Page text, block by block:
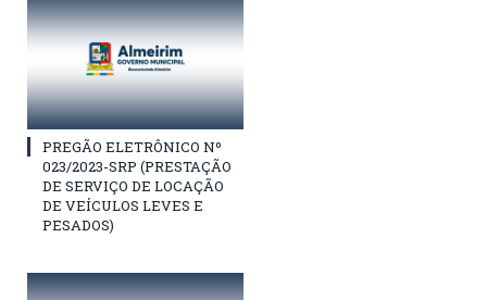
PREGÃO ELETRÔNICO Nº
023/2023-SRP (PRESTAÇÃO
DE SERVIÇO DE LOCAÇÃO
DE VEÍCULOS LEVES E
PESADOS)